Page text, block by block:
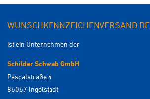
WUNSCHKENNZEICHENVERSAND.DE
ist ein Unternehmen der
Schilder Schwab GmbH
Pascalstraße 4
85057 Ingolstadt